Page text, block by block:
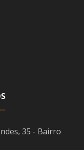
35 - Bairro